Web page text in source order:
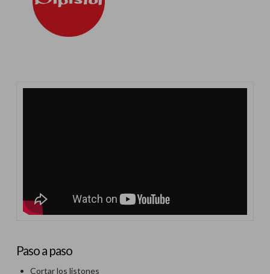
Paso a paso
Cortar los listones